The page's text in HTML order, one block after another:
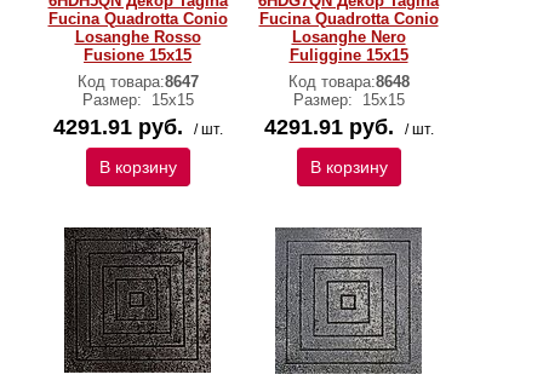
Fucina Quadrotta Conio
Losanghe Rosso
Fusione 15x15
Код товара:8647
Размер:
15x15
4291.91 руб. / шт.
В корзину
Fucina Quadrotta Conio
Losanghe Nero
Fuliggine 15x15
Код товара:8648
Размер:
15x15
4291.91 руб. / шт.
В корзину